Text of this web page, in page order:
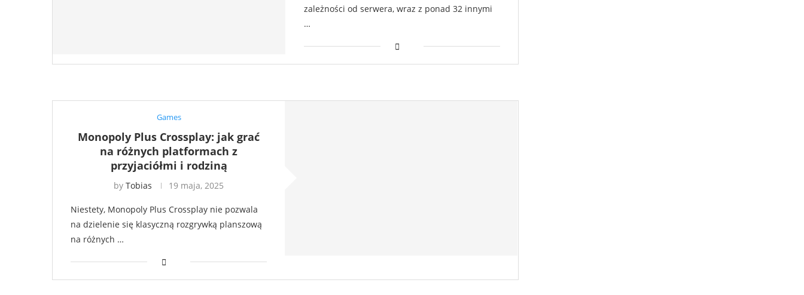
zależności od serwera, wraz z ponad 32 innymi
…
Games
Monopoly Plus Crossplay: jak grać
na różnych platformach z
przyjaciółmi i rodziną
by Tobias 19 maja, 2025
Niestety, Monopoly Plus Crossplay nie pozwala
na dzielenie się klasyczną rozgrywką planszową
na różnych …